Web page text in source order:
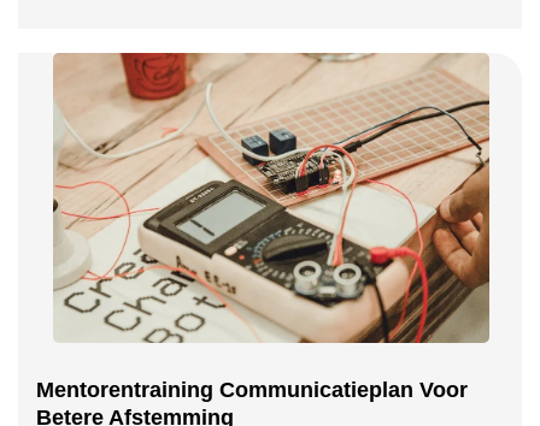
Mentorentraining Communicatieplan Voor
Betere Afstemming